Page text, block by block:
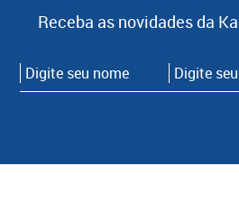
Receba as novidades da